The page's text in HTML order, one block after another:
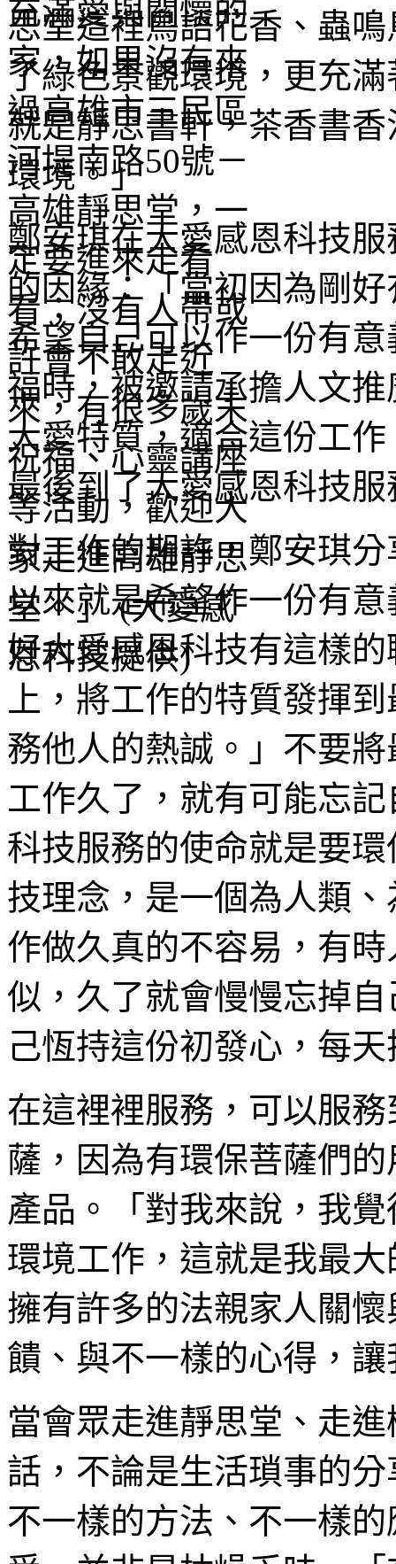
思堂這裡鳥語花香、蟲
了綠色景觀環境，更充
就是靜思書軒，茶香書
環境。」
鄭安琪在大愛感恩科技
的因緣：「當初因為剛
希望自己可以作一份有
福時，被邀請承擔人文
大愛特質，適合這份工
最後到了大愛感恩科技服
對工作的期許，鄭安琪
以來就是希望作一份有
好大愛感恩科技有這樣
上，將工作的特質發揮
務他人的熱誠。」不要
工作久了，就有可能忘
科技服務的使命就是要
技理念，是一個為人類
作做久真的不容易，有
似，久了就會慢慢忘掉
己恆持這份初發心，每
在這裡裡服務，可以服
薩，因為有環保菩薩們
產品。「對我來說，我
環境工作，這就是我最
擁有許多的法親家人關
饋、與不一樣的心得，
當會眾走進靜思堂、走
話，不論是生活瑣事的
不一樣的方法、不一樣